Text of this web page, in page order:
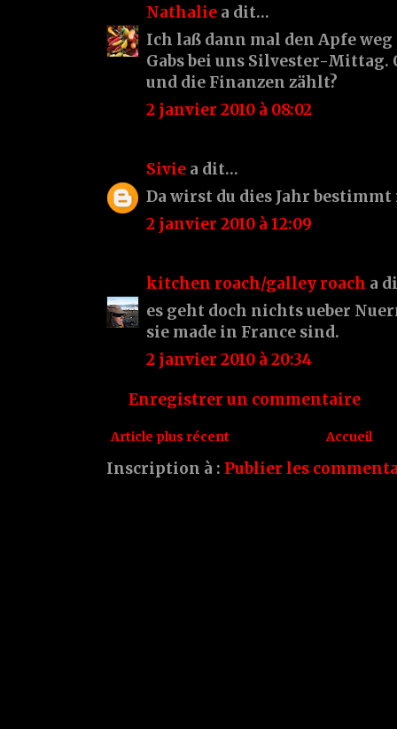
Nathalie a dit…
Ich laß dann mal den Apfe
Gabs bei uns Silvester-Mittag.
und die Finanzen zählt?
2 janvier 2010 à 08:02
Sivie a dit…
Da wirst du dies Jahr
2 janvier 2010 à 12:09
kitchen roach/galley roach a
es geht doch nichts ueber
sie made in France sind.
2 janvier 2010 à 20:34
Enregistrer un commentaire
Article plus récent Accueil
Inscription à : Publier les